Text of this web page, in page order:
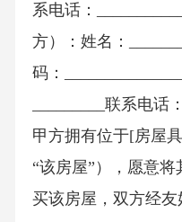
系电话：
方）：姓名：
码：
_________联系电话
甲方拥有位于[房屋
“该房屋”），愿意
买该房屋，双方经